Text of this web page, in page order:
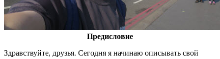
Предисловие
Здравствуйте, друзья. Сегодня я начинаю описывать свой